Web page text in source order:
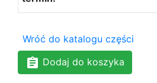
Wróć do katalogu części
Dodaj do koszyka